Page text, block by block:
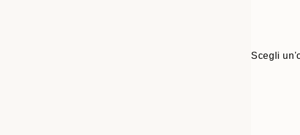
Scegli